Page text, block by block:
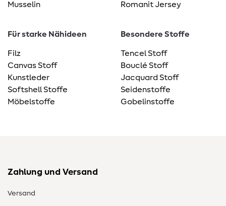
Musselin
Romanit Jersey
Für starke Nähideen
Filz
Canvas Stoff
Kunstleder
Softshell Stoffe
Möbelstoffe
Besondere Stoffe
Tencel Stoff
Bouclé Stoff
Jacquard Stoff
Seidenstoffe
Gobelinstoffe
Zahlung und Versand
Versand